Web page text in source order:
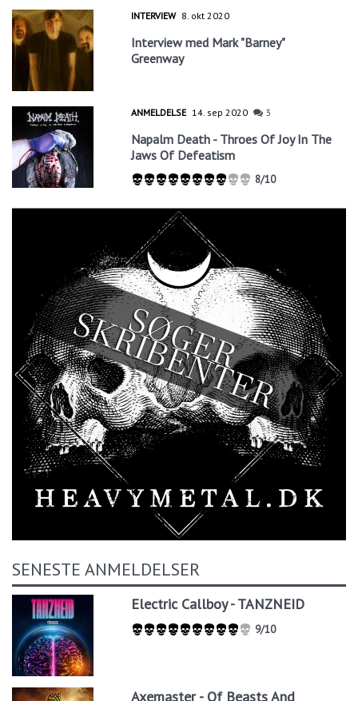
INTERVIEW 8. okt 2020
Interview med Mark "Barney"
Greenway
ANMELDELSE 14. sep 2020 3
Napalm Death - Throes Of Joy In The
Jaws Of Defeatism
8/10
SENESTE ANMELDELSER
Electric Callboy - TANZNEID
9/10
Axemaster - Of Beasts And